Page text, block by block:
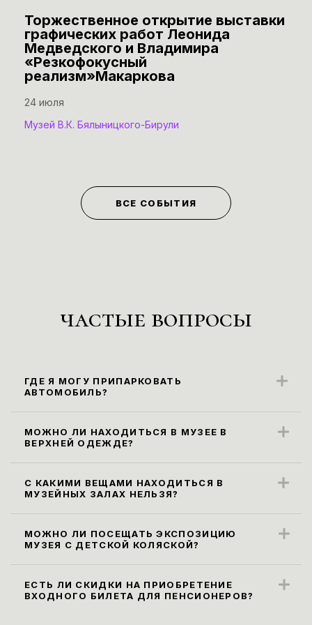
Торжественное открытие выставки
графических работ Леонида
Медведского и Владимира
«Резкофокусный
реализм»Макаркова
24 июля
Музей В.К. Бялыницкого-Бирули
ВСЕ СОБЫТИЯ
частые вопросы
ГДЕ Я МОГУ ПРИПАРКОВАТЬ
АВТОМОБИЛЬ?
находятся вдоль ул. Карла Маркса
(парковка платная).
МОЖНО ЛИ НАХОДИТЬСЯ В МУЗЕЕ В
ВЕРХНЕЙ ОДЕЖДЕ?
предусматривают посещение экспозиции
в верхней одежде. Ее необходимо
С КАКИМИ ВЕЩАМИ НАХОДИТЬСЯ В
МУЗЕЙНЫХ ЗАЛАХ НЕЛЬЗЯ?
размером более 30х40х20 см, а также
зонты необходимо сдать в гардероб или
водой проносить на экспозицию нельзя,
МОЖНО ЛИ ПОСЕЩАТЬ ЭКСПОЗИЦИЮ
МУЗЕЯ С ДЕТСКОЙ КОЛЯСКОЙ?
категории 0+.
ЕСТЬ ЛИ СКИДКИ НА ПРИОБРЕТЕНИЕ
ВХОДНОГО БИЛЕТА ДЛЯ ПЕНСИОНЕРОВ?